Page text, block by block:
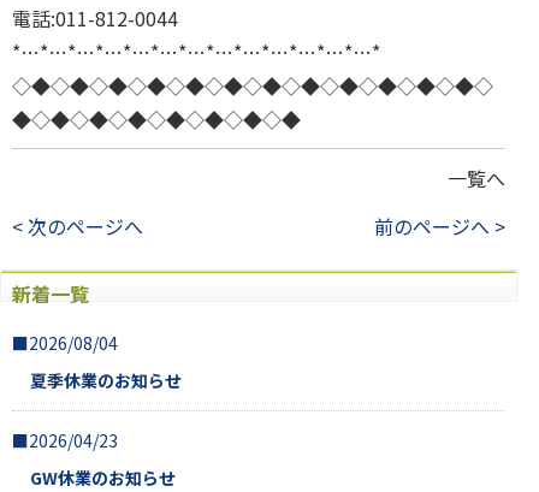
電話:011-812-0044
*…*…*…*…*…*…*…*…*…*…*…*…*…*
◇◆◇◆◇◆◇◆◇◆◇◆◇◆◇◆◇◆◇◆◇◆◇◆◇
◆◇◆◇◆◇◆◇◆◇◆◇◆◇◆
一覧へ
< 次のページへ
前のページへ >
新着一覧
■2026/08/04
夏季休業のお知らせ
■2026/04/23
GW休業のお知らせ